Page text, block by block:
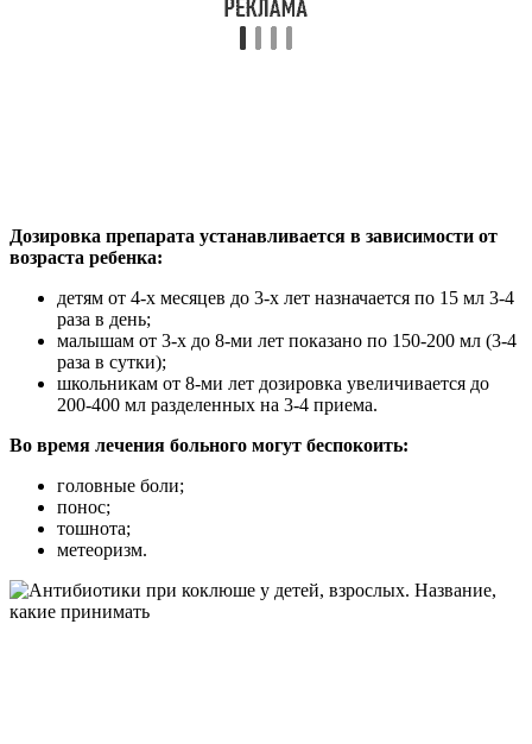
Дозировка препарата устанавливается в зависимости от
возраста ребенка:
детям от 4-х месяцев до 3-х лет назначается по 15 мл 3-4
раза в день;
малышам от 3-х до 8-ми лет показано по 150-200 мл (3-4
раза в сутки);
школьникам от 8-ми лет дозировка увеличивается до
200-400 мл разделенных на 3-4 приема.
Во время лечения больного могут беспокоить:
головные боли;
понос;
тошнота;
метеоризм.